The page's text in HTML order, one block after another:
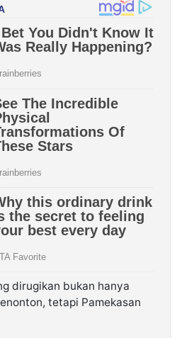
dirugikan bukan hanya
tetapi Pamekasan